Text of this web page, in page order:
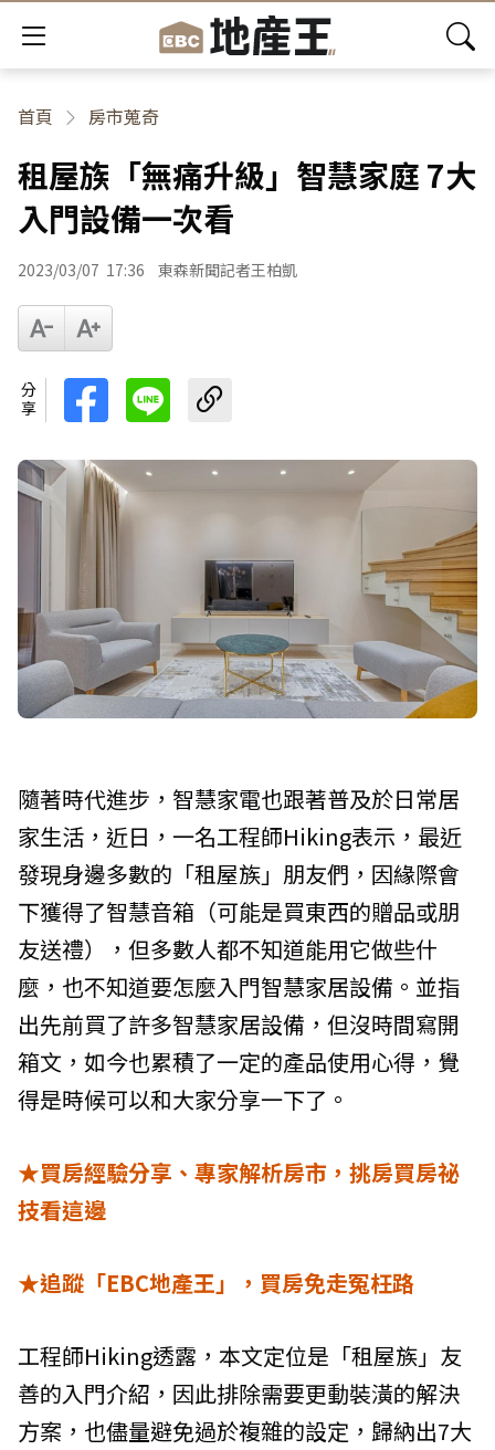
首頁 房市蒐奇
租屋族「無痛升級」智慧家庭 7大
入門設備一次看
2023/03/07 17:36 東森新聞記者王柏凱
分享
隨著時代進步，智慧家電也跟著普及於日常居
家生活，近日，一名工程師Hiking表示，最近
發現身邊多數的「租屋族」朋友們，因緣際會
下獲得了智慧音箱（可能是買東西的贈品或朋
友送禮），但多數人都不知道能用它做些什
麼，也不知道要怎麼入門智慧家居設備。並指
出先前買了許多智慧家居設備，但沒時間寫開
箱文，如今也累積了一定的產品使用心得，覺
得是時候可以和大家分享一下了。
★買房經驗分享、專家解析房市，挑房買房祕
技看這邊
★追蹤「EBC地產王」，買房免走冤枉路
工程師Hiking透露，本文定位是「租屋族」友
善的入門介紹，因此排除需要更動裝潢的解決
方案，也儘量避免過於複雜的設定，歸納出7大